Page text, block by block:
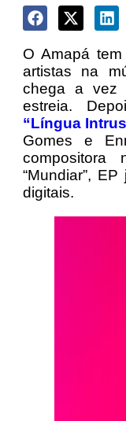
O Amapá
artistas na
chega a vez
estreia.
“Língua
Gomes e
compositora
“Mundiar”,
digitais.